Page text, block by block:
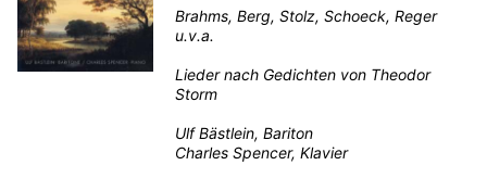
Brahms, Berg, Stolz, Schoeck, Reger
u.v.a.
Lieder nach Gedichten von Theodor
Storm
Ulf Bästlein, Bariton
Charles Spencer, Klavier